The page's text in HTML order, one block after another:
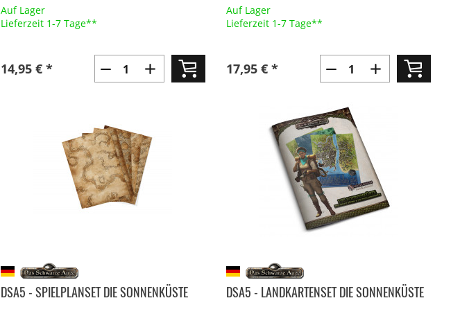
Auf Lager
Lieferzeit 1-7 Tage**
14,95 € *
Auf Lager
Lieferzeit 1-7 Tage**
17,95 € *
DSA5 - SPIELPLANSET DIE SONNENKÜSTE DSA5 - LANDKARTENSET DIE SONNENKÜSTE